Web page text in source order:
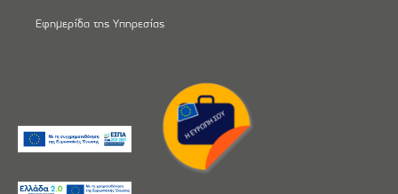
Εφημερίδα της Υπηρεσίας